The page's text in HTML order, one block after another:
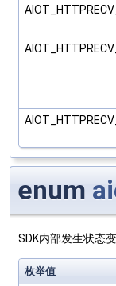
enum
SDK内部发生状态
枚举值